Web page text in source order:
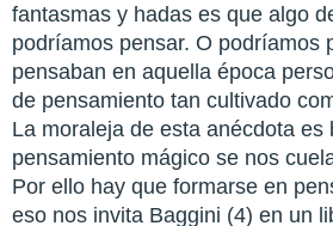
fantasmas y hadas es que algo
podríamos pensar. O podríamos
pensaban en aquella época
de pensamiento tan cultivado
La moraleja de esta anécdota es
pensamiento mágico se nos
Por ello hay que formarse en
eso nos invita Baggini (4) en un